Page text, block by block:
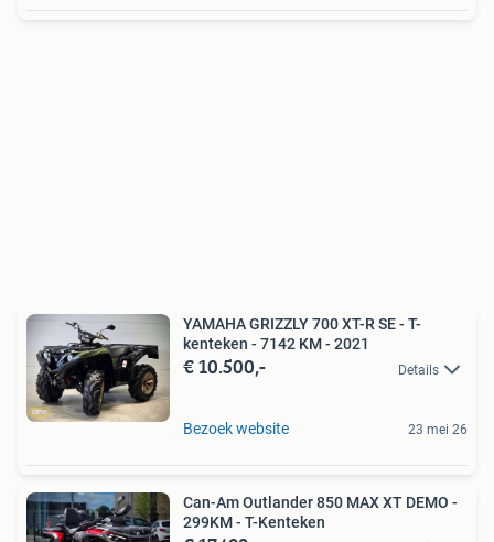
YAMAHA GRIZZLY 700 XT-R SE - T-
kenteken - 7142 KM - 2021
€ 10.500,- Details
Bezoek website 23 mei 26
Can-Am Outlander 850 MAX XT DEMO -
299KM - T-Kenteken